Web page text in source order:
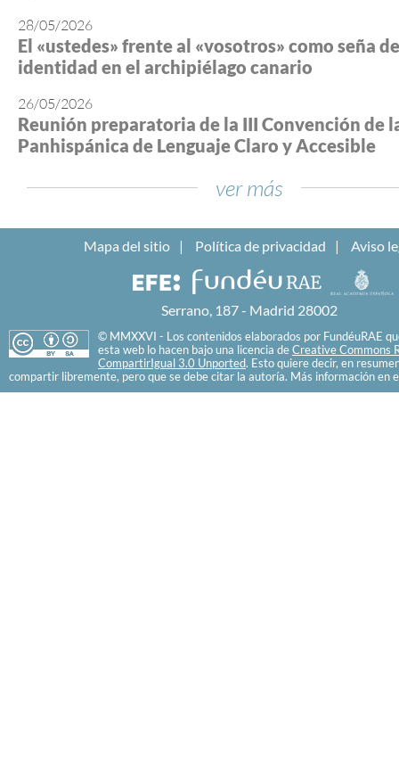
28/05/2026
El «ustedes» frente al «vosotros» como seña de
identidad en el archipiélago canario
26/05/2026
Reunión preparatoria de la III Convención de
Panhispánica de Lenguaje Claro y Accesible
ver más
Mapa del sitio Política de privacidad Aviso
Serrano, 187 - Madrid 28002
© MMXXVI - Los contenidos elaborados por FundéuRAE
esta web lo hacen bajo una licencia de Creative Commons
CompartirIgual 3.0 Unported. Esto quiere decir, en
compartir libremente, pero que se debe citar la autoría. Más información en